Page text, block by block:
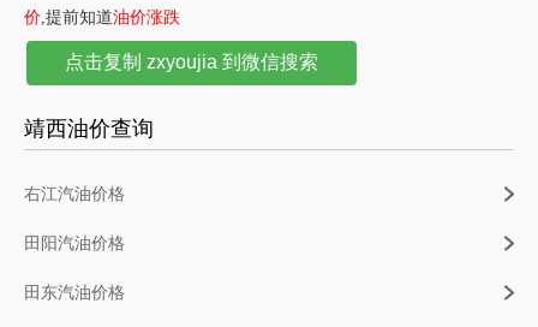
价,提前知道油价涨跌
点击复制 zxyoujia 到微信搜索
靖西油价查询
右江汽油价格
田阳汽油价格
田东汽油价格